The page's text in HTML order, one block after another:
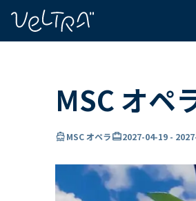
MSC オペ
directions_boatMSC オペラcard_travel2027-04-19 -